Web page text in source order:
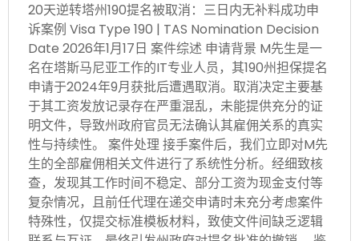
20天逆转塔州190提名被取消：三日内无补料成功申
诉案例 Visa Type 190 | TAS Nomination Decision
Date 2026年1月17日 案件综述 申请背景 M先生是一
名在塔斯马尼亚工作的IT专业人员，其190州担保提名
申请于2024年9月获批后遭遇取消。取消决定主要基
于其工资发放记录存在严重混乱，未能提供充分的证
明文件，导致州政府官员无法确认其雇佣关系的真实
性与持续性。 案件处理 接手案件后，我们立即对M先
生的全部雇佣相关文件进行了系统性分析。经细致核
查，发现其工作时间不稳定、部分工资为现金支付等
复杂情况，且前任代理在递交申请时未充分考虑案件
特殊性，仅提交标准模板材料，致使文件间缺乏逻辑